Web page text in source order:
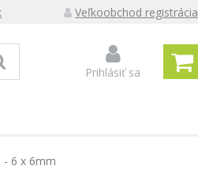
Veľkoobchod registrácia
Prihlásiť sa
- 6 x 6mm